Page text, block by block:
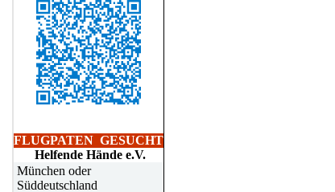
FLUGPATEN GESUCHT
Helfende Hände e.V.
München oder
Süddeutschland